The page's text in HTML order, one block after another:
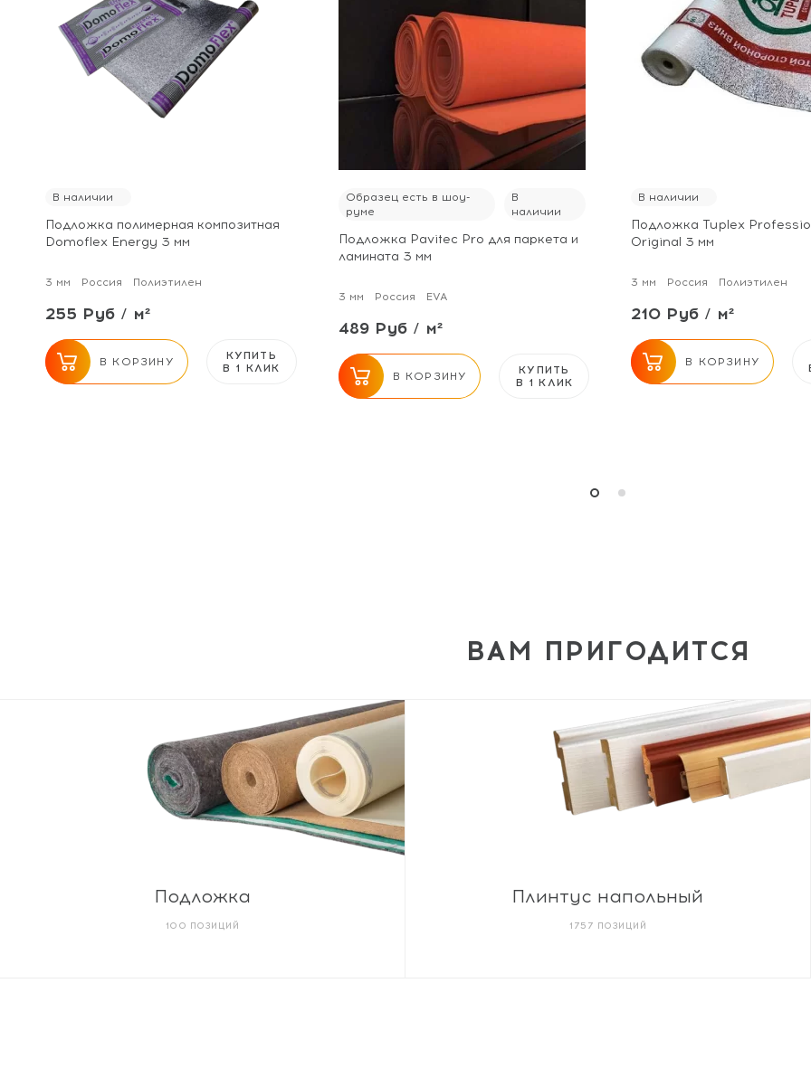
В наличии
Подложка полимерная композитная
Domoflex Energy 3 мм
3 мм Россия Полиэтилен
255 Руб / м²
В КОРЗИНУ
КУПИТЬ
В 1 КЛИК
Образец есть в шоу-
руме
В
наличии
Подложка Pavitec Pro для паркета и
ламината 3 мм
3 мм Россия EVA
489 Руб / м²
В КОРЗИНУ
КУПИТЬ
В 1 КЛИК
В наличии
Подложка Tuplex
Original 3 мм
3 мм Россия Полиэтилен
210 Руб / м²
В КОРЗИНУ
ВАМ ПРИГОДИТСЯ
Подложка
100 ПОЗИЦИЙ
Плинтус напольный
1757 ПОЗИЦИЙ